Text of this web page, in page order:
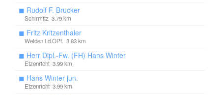
◼ Rudolf F. Brucker
Schirmitz 3.79 km
◼ Fritz Kritzenthaler
Weiden i.d.OPf. 3.83 km
◼ Herr Dipl.-Fw. (FH) Hans Winter
Etzenricht 3.99 km
◼ Hans Winter jun.
Etzenricht 3.99 km